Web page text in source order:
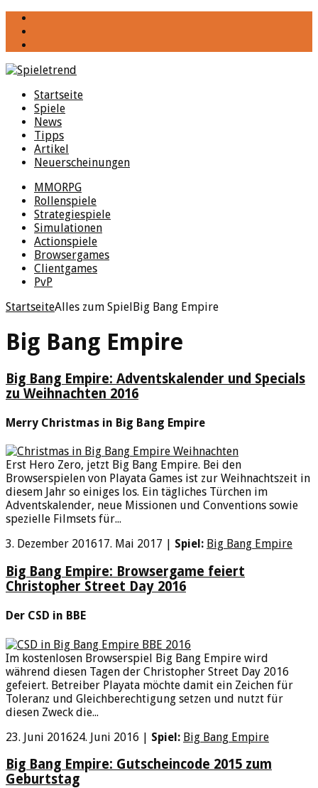
Startseite
Spiele
News
Tipps
Artikel
Neuerscheinungen
MMORPG
Rollenspiele
Strategiespiele
Simulationen
Actionspiele
Browsergames
Clientgames
PvP
StartseiteAlles zum SpielBig Bang Empire
Big Bang Empire
Big Bang Empire: Adventskalender und Specials
zu Weihnachten 2016
Merry Christmas in Big Bang Empire
Erst Hero Zero, jetzt Big Bang Empire. Bei den
Browserspielen von Playata Games ist zur Weihnachtszeit in
diesem Jahr so einiges los. Ein tägliches Türchen im
Adventskalender, neue Missionen und Conventions sowie
spezielle Filmsets für...
3. Dezember 201617. Mai 2017 Spiel: Big Bang Empire
Big Bang Empire: Browsergame feiert
Christopher Street Day 2016
Der CSD in BBE
Im kostenlosen Browserspiel Big Bang Empire wird
während diesen Tagen der Christopher Street Day 2016
gefeiert. Betreiber Playata möchte damit ein Zeichen für
Toleranz und Gleichberechtigung setzen und nutzt für
diesen Zweck die...
23. Juni 201624. Juni 2016 | Spiel: Big Bang Empire
Big Bang Empire: Gutscheincode 2015 zum
Geburtstag